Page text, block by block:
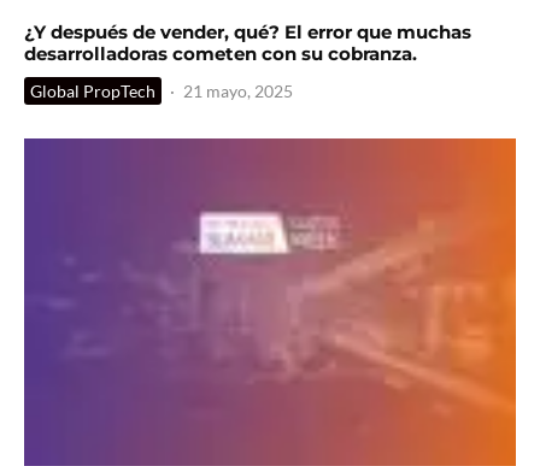
¿Y después de vender, qué? El error que muchas
desarrolladoras cometen con su cobranza.
Global PropTech · 21 mayo, 2025